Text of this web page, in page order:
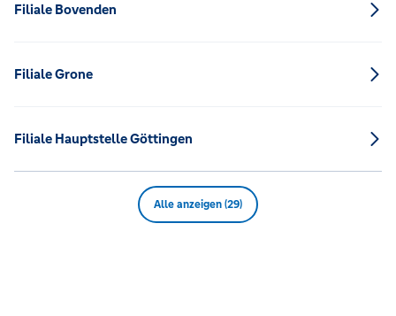
Filiale Bovenden
Filiale Grone
Filiale Hauptstelle Göttingen
Alle anzeigen (29)